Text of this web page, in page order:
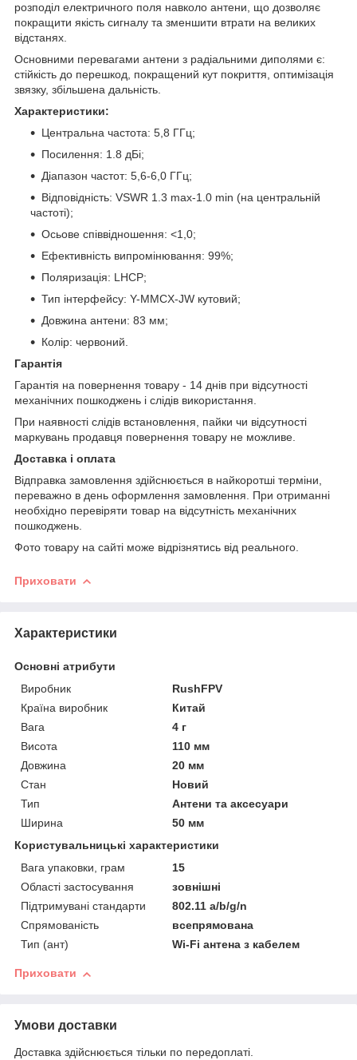
розподіл електричного поля навколо антени, що дозволяє
покращити якість сигналу та зменшити втрати на великих
відстанях.
Основними перевагами антени з радіальними диполями є:
стійкість до перешкод, покращений кут покриття, оптимізація
звязку, збільшена дальність.
Характеристики:
Центральна частота: 5,8 ГГц;
Посилення: 1.8 дБі;
Діапазон частот: 5,6-6,0 ГГц;
Відповідність: VSWR 1.3 max-1.0 min (на центральній
частоті);
Осьове співвідношення: <1,0;
Ефективність випромінювання: 99%;
Поляризація: LHCP;
Тип інтерфейсу: Y-MMCX-JW кутовий;
Довжина антени: 83 мм;
Колір: червоний.
Гарантія
Гарантія на повернення товару - 14 днів при відсутності
механічних пошкоджень і слідів використання.
При наявності слідів встановлення, пайки чи відсутності
маркувань продавця повернення товару не можливе.
Доставка і оплата
Відправка замовлення здійснюється в найкоротші терміни,
переважно в день оформлення замовлення. При отриманні
необхідно перевіряти товар на відсутність механічних
пошкоджень.
Фото товару на сайті може відрізнятись від реального.
Приховати
Характеристики
Основні атрибути
Виробник
RushFPV
Країна виробник
Китай
Вага
4 г
Висота
110 мм
Довжина
20 мм
Стан
Новий
Тип
Антени та аксесуари
Ширина
50 мм
Користувальницькі характеристики
Вага упаковки, грам
15
Області застосування
зовнішні
Підтримувані стандарти
802.11 a/b/g/n
Спрямованість
всепрямована
Тип (ант)
Wi-Fi антена з кабелем
Приховати
Умови доставки
Доставка здійснюється тільки по передоплаті.